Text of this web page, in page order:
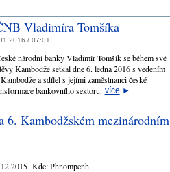
Vladimíra Tomšíka
/ 07:01
národní banky Vladimír Tomšík se během své
Kambodže setkal dne 6. ledna 2016 s vedením
a sdílel s jejími zaměstnanci české
bankovního sektoru. více ►
6. Kambodžském mezinárodním
Kde:Phnompenh